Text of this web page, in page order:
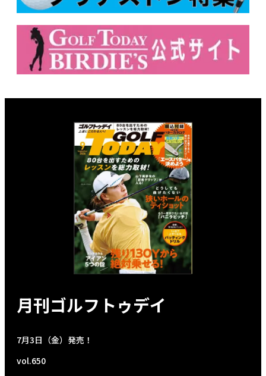
月刊ゴルフトゥデイ
7月3日（金）発売！
vol.650